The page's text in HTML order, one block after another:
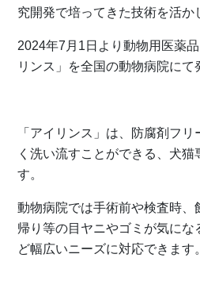
究開発で培ってきた技術を活か
2024年7月1日より動物用医薬
リンス」を全国の動物病院にて
「アイリンス」は、防腐剤フ
く洗い流すことができる、犬
す。
動物病院では手術前や検査時、
帰り等の目ヤニやゴミが気にな
ど幅広いニーズに対応できます。